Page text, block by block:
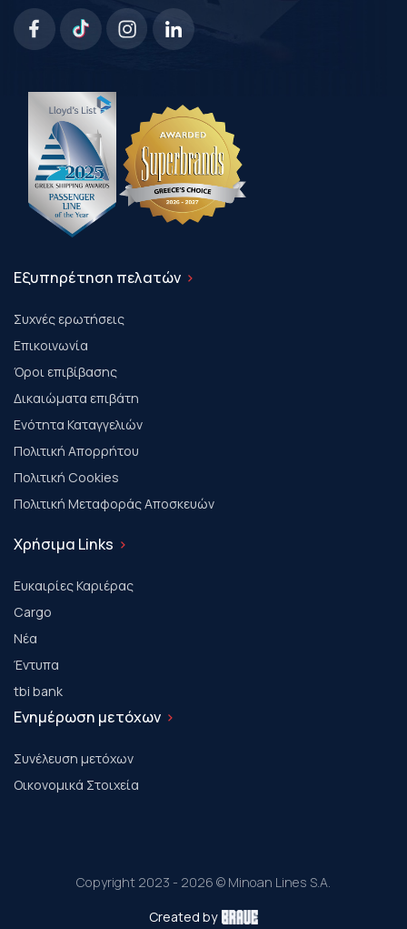
Εξυπηρέτηση πελατών
Συχνές ερωτήσεις
Επικοινωνία
Όροι επιβίβασης
Δικαιώματα επιβάτη
Ενότητα Καταγγελιών
Πολιτική Απορρήτου
Πολιτική Cookies
Πολιτική Μεταφοράς Αποσκευών
Χρήσιμα Links
Ευκαιρίες Καριέρας
Cargo
Νέα
Έντυπα
tbi bank
Ενημέρωση μετόχων
Συνέλευση μετόχων
Οικονομικά Στοιχεία
Copyright 2023 - 2026 © Minoan Lines S.A.
Created by